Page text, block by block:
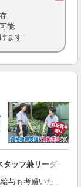
能
ます
ッフ兼リーダー候補
与も考慮いたしま